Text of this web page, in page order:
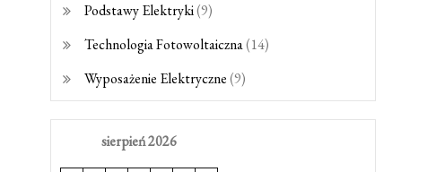
Podstawy Elektryki(9)
Technologia Fotowoltaiczna(14)
Wyposażenie Elektryczne(9)
sierpień 2026